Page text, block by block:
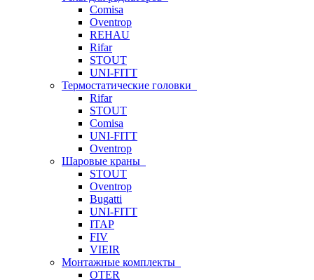
Comisa
Oventrop
REHAU
Rifar
STOUT
UNI-FITT
Термостатические головки
Rifar
STOUT
Comisa
UNI-FITT
Oventrop
Шаровые краны
STOUT
Oventrop
Bugatti
UNI-FITT
ITAP
FIV
VIEIR
Монтажные комплекты
OTER